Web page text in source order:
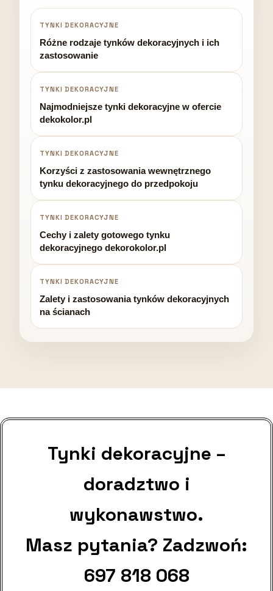
TYNKI DEKORACYJNE
Różne rodzaje tynków dekoracyjnych i ich
zastosowanie
TYNKI DEKORACYJNE
Najmodniejsze tynki dekoracyjne w ofercie
dekokolor.pl
TYNKI DEKORACYJNE
Korzyści z zastosowania wewnętrznego
tynku dekoracyjnego do przedpokoju
TYNKI DEKORACYJNE
Cechy i zalety gotowego tynku
dekoracyjnego dekorokolor.pl
TYNKI DEKORACYJNE
Zalety i zastosowania tynków dekoracyjnych
na ścianach
Tynki dekoracyjne –
doradztwo i
wykonawstwo.
Masz pytania? Zadzwoń:
697 818 068